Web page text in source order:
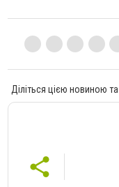
Діліться цією новиною